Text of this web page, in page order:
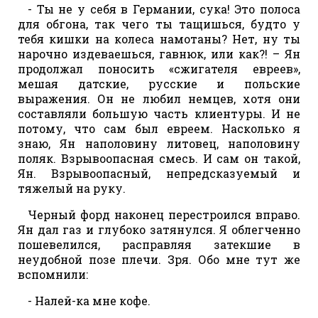
- Ты не у себя в Германии, сука! Это полоса
для обгона, так чего ты тащишься, будто у
тебя кишки на колеса намотаны? Нет, ну ты
нарочно издеваешься, гавнюк, или как?! – Ян
продолжал поносить «сжигателя евреев»,
мешая датские, русские и польские
выражения. Он не любил немцев, хотя они
составляли большую часть клиентуры. И не
потому, что сам был евреем. Насколько я
знаю, Ян наполовину литовец, наполовину
поляк. Взрывоопасная смесь. И сам он такой,
Ян. Взрывоопасный, непредсказуемый и
тяжелый на руку.
Черный форд наконец перестроился вправо.
Ян дал газ и глубоко затянулся. Я облегченно
пошевелился, расправляя затекшие в
неудобной позе плечи. Зря. Обо мне тут же
вспомнили:
- Налей-ка мне кофе.